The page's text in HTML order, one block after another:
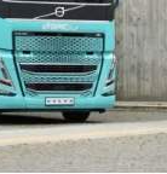
olsa da
belirten